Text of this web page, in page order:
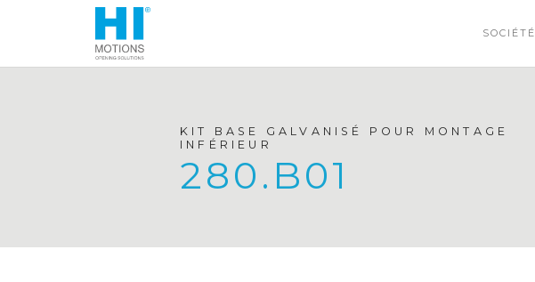
SOCIÉTÉ
KIT BASE GALVANISÉ POUR MONTAGE
INFÉRIEUR
280.B01